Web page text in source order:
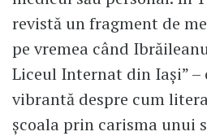
revistă un fragment de
pe vremea când
Liceul Internat din Iași” –
vibrantă despre cum
școala prin carisma unui